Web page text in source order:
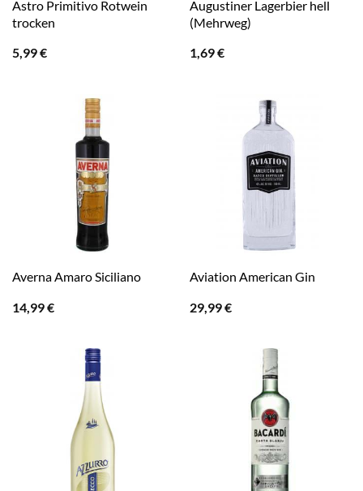
Astro Primitivo Rotwein
trocken
5,99€
Augustiner Lagerbier hell
(Mehrweg)
1,69€
Averna Amaro Siciliano
14,99€
Aviation American Gin
29,99€